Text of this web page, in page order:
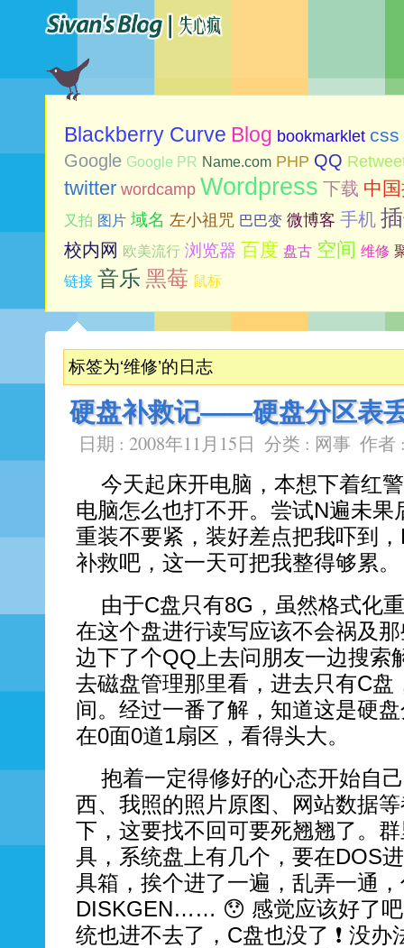
Blackberry Curve Blog bookmarklet css
Google Google PR Name.com PHP QQ
twitter wordcamp Wordpress 下载 中
又拍 图片 域名 左小祖咒 巴巴变 微博客 手机
校内网 欧美流行 浏览器 百度 盘古 空间 维修
链接 音乐 黑莓 鼠标
标签为‘维修’的日志
硬盘补救记——硬盘分区表
日期 : 2008年11月15日 分类 : 网事 作者
今天起床开电脑，本想下着红
电脑怎么也打不开。尝试N遍未果
重装不要紧，装好差点把我吓到
补救吧，这一天可把我整得够累。
由于C盘只有8G，虽然格式化
在这个盘进行读写应该不会祸及
边下了个QQ上去问朋友一边搜索
去磁盘管理那里看，进去只有C盘
间。经过一番了解，知道这是硬
在0面0道1扇区，看得头大。
抱着一定得修好的心态开始自
西、我照的照片原图、网站数据
下，这要找不回可要死翘翘了。
具，系统盘上有几个，要在DOS
具箱，挨个进了一遍，乱弄一通
DISKGEN…… 😯 感觉应该好了
统也进不去了，C盘也没了 ❗ 没